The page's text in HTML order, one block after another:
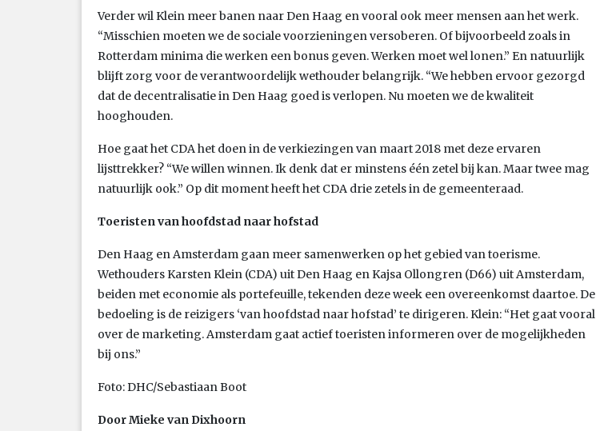
Verder wil Klein meer banen naar Den Haag en vooral ook meer mensen aan het werk.
“Misschien moeten we de sociale voorzieningen versoberen. Of bijvoorbeeld zoals in
Rotterdam minima die werken een bonus geven. Werken moet wel lonen.” En natuurlijk
blijft zorg voor de verantwoordelijk wethouder belangrijk. “We hebben ervoor gezorgd
dat de decentralisatie in Den Haag goed is verlopen. Nu moeten we de kwaliteit
hooghouden.
Hoe gaat het CDA het doen in de verkiezingen van maart 2018 met deze ervaren
lijsttrekker? “We willen winnen. Ik denk dat er minstens één zetel bij kan. Maar twee mag
natuurlijk ook.” Op dit moment heeft het CDA drie zetels in de gemeenteraad.
Toeristen van hoofdstad naar hofstad
Den Haag en Amsterdam gaan meer samenwerken op het gebied van toerisme.
Wethouders Karsten Klein (CDA) uit Den Haag en Kajsa Ollongren (D66) uit Amsterdam,
beiden met economie als portefeuille, tekenden deze week een overeenkomst daartoe. De
bedoeling is de reizigers ‘van hoofdstad naar hofstad’ te dirigeren. Klein: “Het gaat vooral
over de marketing. Amsterdam gaat actief toeristen informeren over de mogelijkheden
bij ons.”
Foto: DHC/Sebastiaan Boot
Door Mieke van Dixhoorn